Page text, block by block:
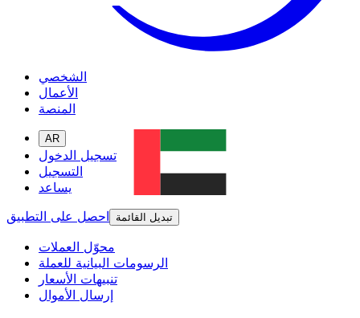
الشخصي
الأعمال
المنصة
AR
تسجيل الدخول
التسجيل
يساعد
احصل على التطبيق
تبديل القائمة
محوّل العملات
الرسومات البيانية للعملة
تنبيهات الأسعار
إرسال الأموال